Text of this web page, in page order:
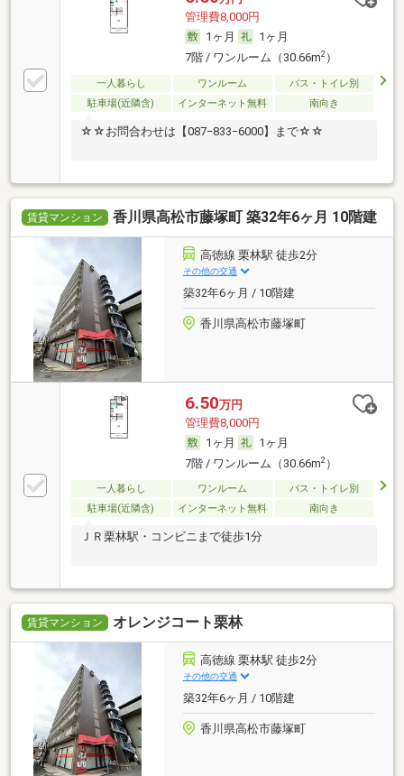
管理費8,000円
1ヶ月
1ヶ月
7階 / ワンルーム（30.66m2）
一人暮らし ワンルーム
バス・トイレ別
駐車場(近隣含)
インターネット無料 南向き
☆☆お問合わせは【087−833−6000】まで☆☆
賃貸マンション 香川県高松市藤塚町 築32年6ヶ月 10階建
高徳線 栗林駅 徒歩2分
その他の交通
築32年6ヶ月 / 10階建
香川県高松市藤塚町
6.50万円
管理費8,000円
1ヶ月
1ヶ月
7階 / ワンルーム（30.66m2）
一人暮らし ワンルーム
バス・トイレ別
駐車場(近隣含)
インターネット無料 南向き
ＪＲ栗林駅・コンビニまで徒歩1分
賃貸マンション オレンジコート栗林
高徳線 栗林駅 徒歩2分
その他の交通
築32年6ヶ月 / 10階建
香川県高松市藤塚町